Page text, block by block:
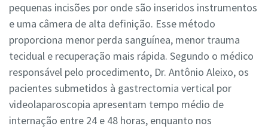
pequenas incisões por onde são inseridos instrumentos
e uma câmera de alta definição. Esse método
proporciona menor perda sanguínea, menor trauma
tecidual e recuperação mais rápida. Segundo o médico
responsável pelo procedimento, Dr. Antônio Aleixo, os
pacientes submetidos à gastrectomia vertical por
videolaparoscopia apresentam tempo médio de
internação entre 24 e 48 horas, enquanto nos